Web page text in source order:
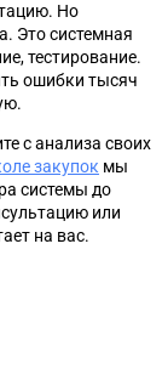
Но
Это системная
тестирование.
ошибки тысяч
с анализа своих
закупок мы
системы до
или
на вас.